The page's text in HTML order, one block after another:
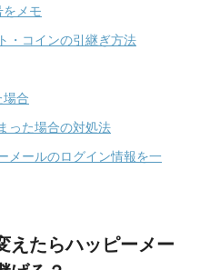
をメモ
・コインの引継ぎ方法
場合
った場合の対処法
メールのログイン情報を一
えたらハッピーメー